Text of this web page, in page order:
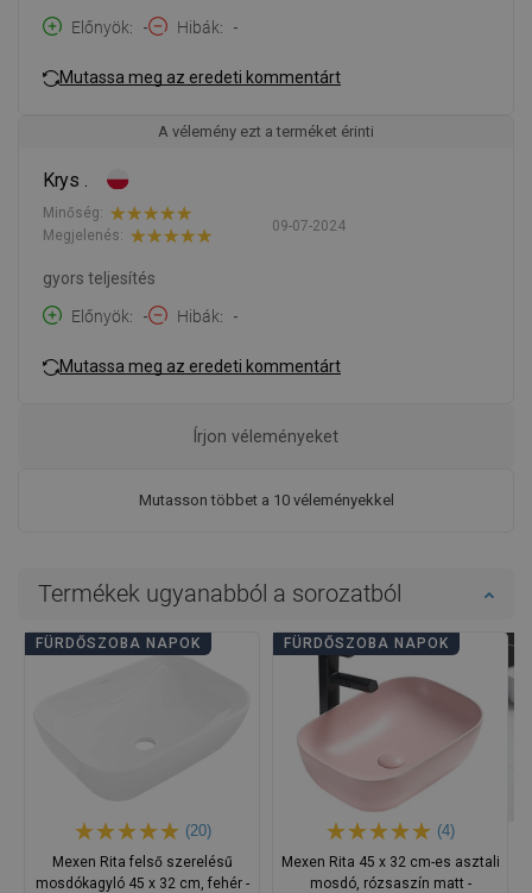
Előnyök
- Hibák -
Mutassa meg az eredeti kommentárt
A vélemény ezt a terméket érinti
Krys .
09-07-2024
Minőség:
Megjelenés:
gyors teljesítés
Előnyök
- Hibák -
Mutassa meg az eredeti kommentárt
Mutasson többet a 10 véleményekkel
Írjon véleményeket
Termékek ugyanabból a sorozatból
FÜRDŐSZOBA NAPOK
(20)
Mexen Rita felső szerelésű
mosdókagyló 45 x 32 cm, fehér -
FÜRDŐSZOBA NAPOK
(4)
Mexen Rita 45 x 32 cm-es asztali
mosdó, rózsaszín matt -